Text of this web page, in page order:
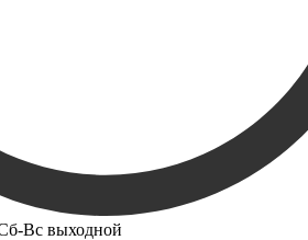
Вс выходной